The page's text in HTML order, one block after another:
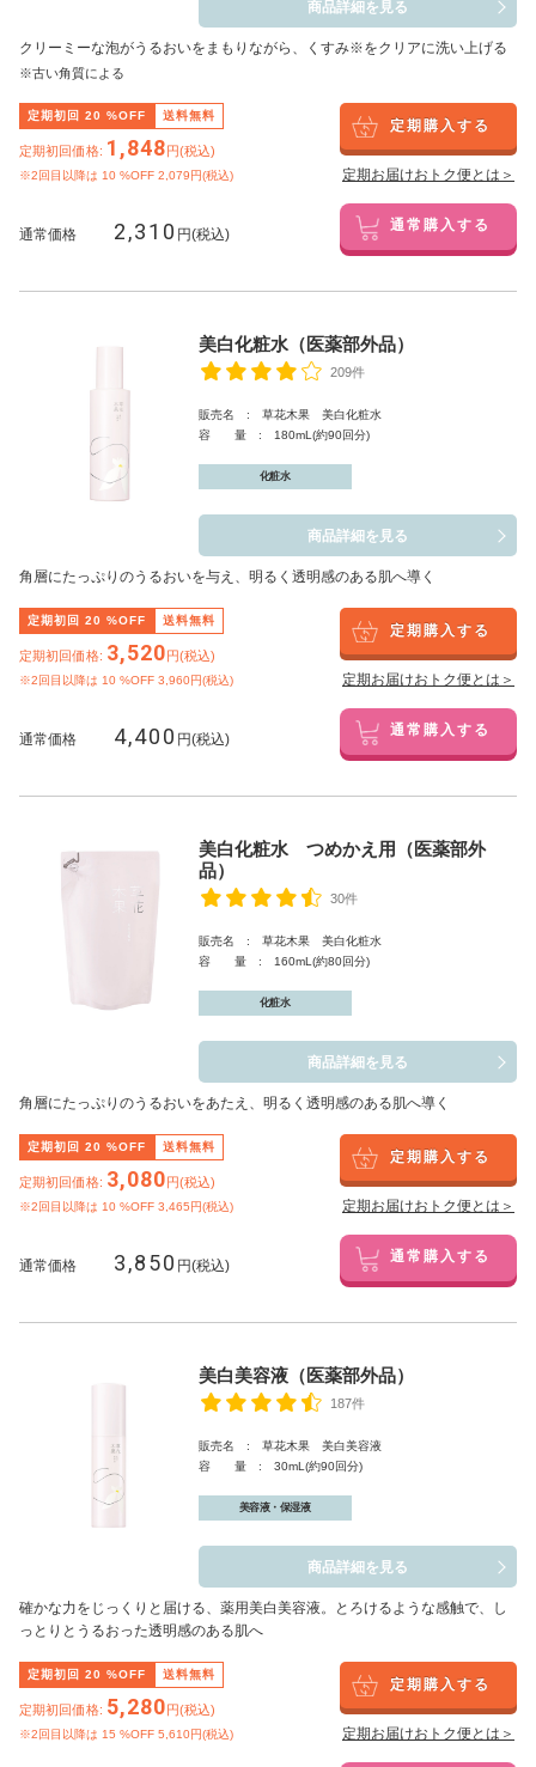
商品詳細を見る
クリーミーな泡がうるおいをまもりながら、くすみ※をクリアに洗い上げる
※古い角質による
定期初回 20 %OFF 送料無料
定期初回価格: 1,848円(税込)
※2回目以降は 10 %OFF 2,079円(税込)
定期購入する
定期お届けおトク便とは＞
通常価格 2,310 円(税込) 通常購入する
美白化粧水（医薬部外品）
209件
販売名 : 草花木果 美白化粧水
容 量 : 180mL(約90回分)
化粧水
商品詳細を見る
角層にたっぷりのうるおいを与え、明るく透明感のある肌へ導く
定期初回 20 %OFF 送料無料
定期初回価格: 3,520円(税込)
※2回目以降は 10 %OFF 3,960円(税込)
定期購入する
定期お届けおトク便とは＞
通常価格 4,400 円(税込) 通常購入する
美白化粧水 つめかえ用（医薬部外
品）
30件
販売名 : 草花木果 美白化粧水
容 量 : 160mL(約80回分)
化粧水
商品詳細を見る
角層にたっぷりのうるおいをあたえ、明るく透明感のある肌へ導く
定期初回 20 %OFF 送料無料
定期初回価格: 3,080円(税込)
※2回目以降は 10 %OFF 3,465円(税込)
定期購入する
定期お届けおトク便とは＞
通常価格 3,850 円(税込) 通常購入する
美白美容液（医薬部外品）
187件
販売名 : 草花木果 美白美容液
容 量 : 30mL(約90回分)
美容液・保湿液
商品詳細を見る
確かな力をじっくりと届ける、薬用美白美容液。とろけるような感触で、し
っとりとうるおった透明感のある肌へ
定期初回 20 %OFF 送料無料
定期初回価格: 5,280円(税込)
※2回目以降は 15 %OFF 5,610円(税込)
定期購入する
定期お届けおトク便とは＞